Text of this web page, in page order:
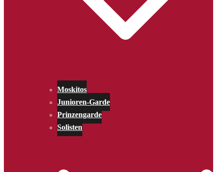
Moskitos
Junioren-Garde
Prinzengarde
Solisten